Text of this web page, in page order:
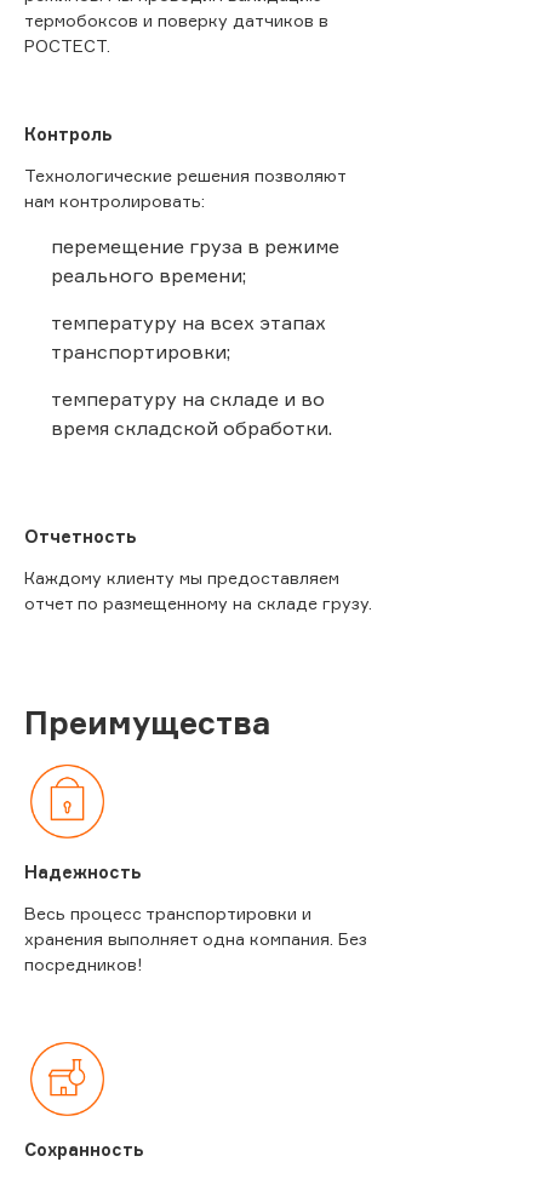
термобоксов и поверку датчиков в
РОСТЕСТ.
Контроль
Технологические решения позволяют
нам контролировать:
перемещение груза в режиме
реального времени;
температуру на всех этапах
транспортировки;
температуру на складе и во
время складской обработки.
Отчетность
Каждому клиенту мы предоставляем
отчет по размещенному на складе грузу.
Преимущества
Надежность
Весь процесс транспортировки и
хранения выполняет одна компания. Без
посредников!
Сохранность